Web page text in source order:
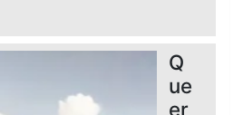
Q
ue
er